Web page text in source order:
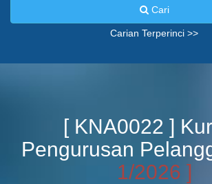
Cari
Carian Terperinci >>
[ KNA0022 ]
Pengurusan
1/2026 ]